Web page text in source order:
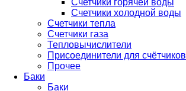
Счетчики горячей воды
Счетчики холодной воды
Счетчики тепла
Счетчики газа
Тепловычислители
Присоединители для счётчиков
Прочее
Баки
Баки